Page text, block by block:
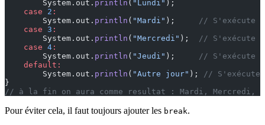
        System.out.
println ( "Lundi" );
    case
2 :
        System.out.
println ( "Mardi" );
// S'exécute
    case
3 :
        System.out.
println ( "Mercredi" );
// S'exécute
    case
4 :
        System.out.
println ( "Jeudi" );
// S'exécute
    default:
        System.out.
println ( "Autre jour" );
// S'exécute
}
// à la fin on aura comme resultat : Mardi, Mercredi,
Pour éviter cela, il faut toujours ajouter les break.